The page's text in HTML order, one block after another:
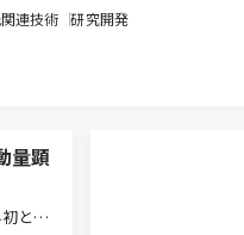
連技術 研究開発
量顕
とな